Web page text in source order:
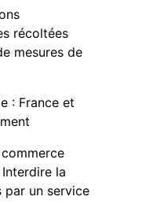
récoltées
mesures de
: France et
la
par un service